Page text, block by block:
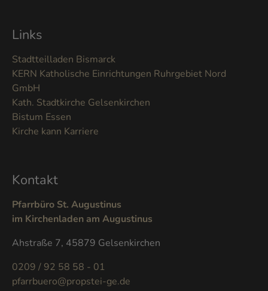
Links
Stadtteilladen Bismarck
KERN Katholische Einrichtungen Ruhrgebiet Nord
GmbH
Kath. Stadtkirche Gelsenkirchen
Bistum Essen
Kirche kann Karriere
Kontakt
Pfarrbüro St. Augustinus
im Kirchenladen am Augustinus
Ahstraße 7, 45879 Gelsenkirchen
0209 / 92 58 58 - 01
pfarrbuero@propstei-ge.de